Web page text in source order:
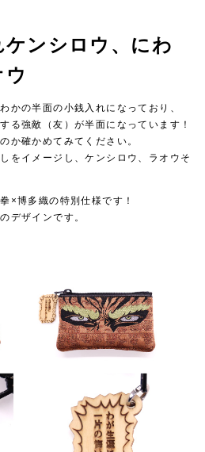
ンシロウ、にわ
かの半面の小銭入れになっており、
る強敵（友）が半面になっています！
か確かめてみてください。
をイメージし、ケンシロウ、ラオウそ
×博多織の特別仕様です！
デザインです。